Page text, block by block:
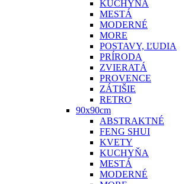
KUCHYŇA
MESTÁ
MODERNÉ
MORE
POSTAVY, ĽUDIA
PRÍRODA
ZVIERATÁ
PROVENCE
ZÁTIŠIE
RETRO
90x90cm
ABSTRAKTNÉ
FENG SHUI
KVETY
KUCHYŇA
MESTÁ
MODERNÉ